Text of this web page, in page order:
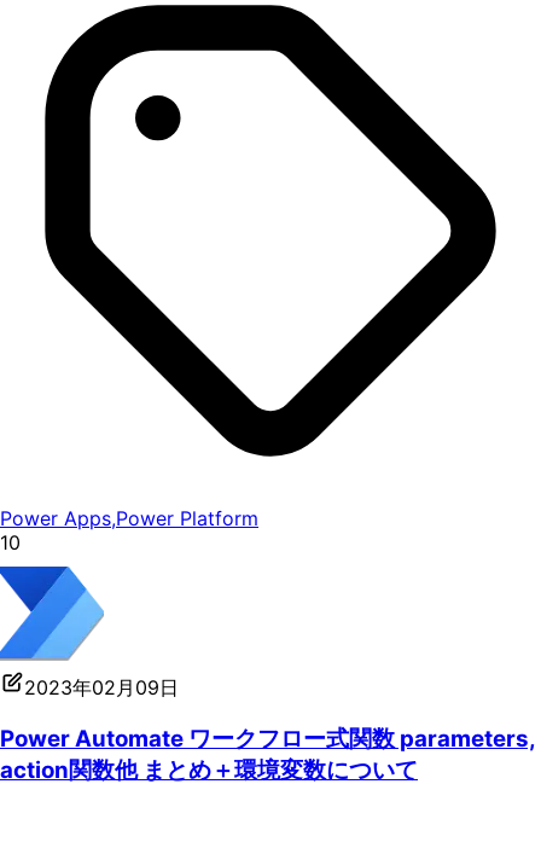
Power Apps,Power Platform
10
2023年02月09日
Power Automate ワークフロー式関数 parameters,
action関数他 まとめ＋環境変数について